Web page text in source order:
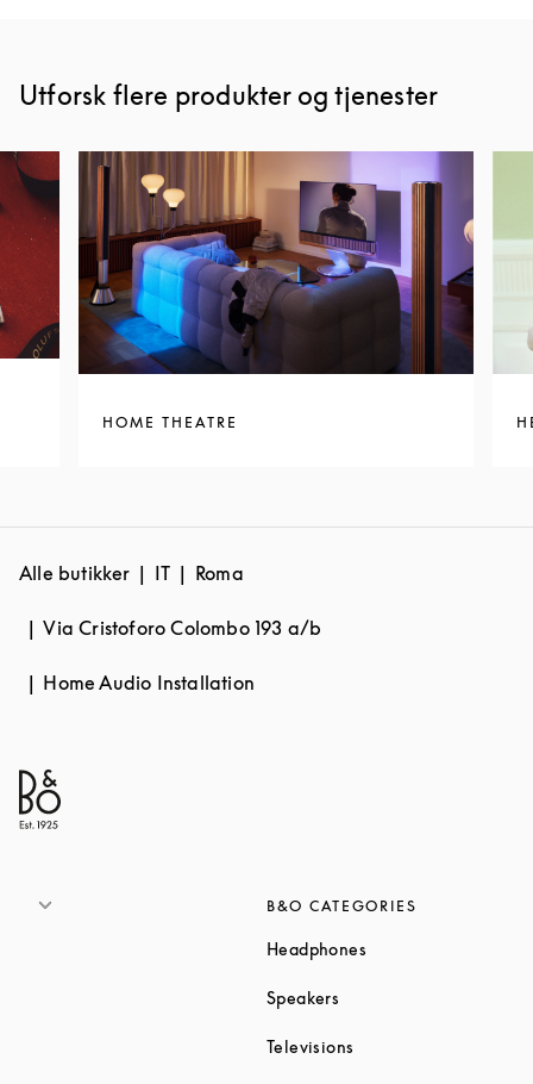
Utforsk flere produkter og tjenester
HOME THEATRE
Alle butikker IT Roma
Via Cristoforo Colombo 193 a/b
Home Audio Installation
B&O CATEGORIES
Headphones
Speakers
Televisions